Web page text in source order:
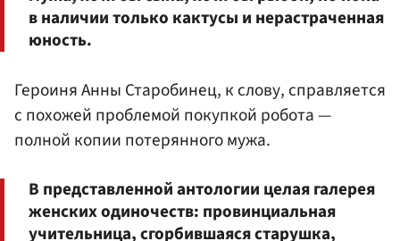
в наличии только кактусы и нерастраченная
юность.
Героиня Анны Старобинец, к слову, справляется
с похожей проблемой покупкой робота —
полной копии потерянного мужа.
В представленной антологии целая галерея
женских одиночеств: провинциальная
учительница, сгорбившаяся старушка,